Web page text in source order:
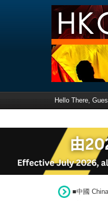
Hello There,
■中國 China